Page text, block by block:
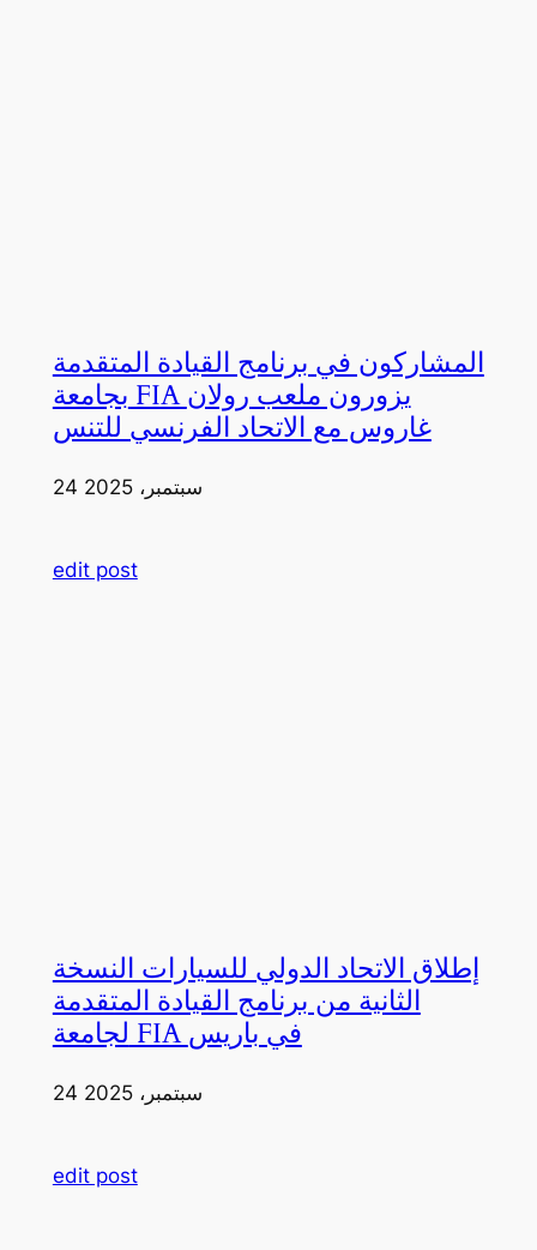
المشاركون في برنامج القيادة المتقدمة
بجامعة FIA يزورون ملعب رولان
غاروس مع الاتحاد الفرنسي للتنس
24 سبتمبر، 2025
edit post
إطلاق الاتحاد الدولي للسيارات النسخة
الثانية من برنامج القيادة المتقدمة
لجامعة FIA في باريس
24 سبتمبر، 2025
edit post